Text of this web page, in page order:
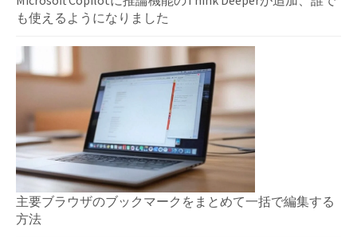
も使えるようになりました
主要ブラウザのブックマークをまとめて一括で編集する
方法